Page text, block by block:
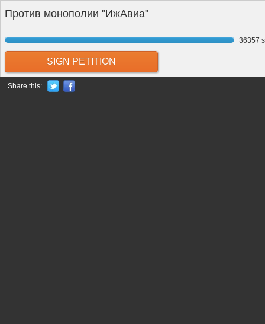
Против монополии "ИжАвиа"
36357
SIGN PETITION
Share this: